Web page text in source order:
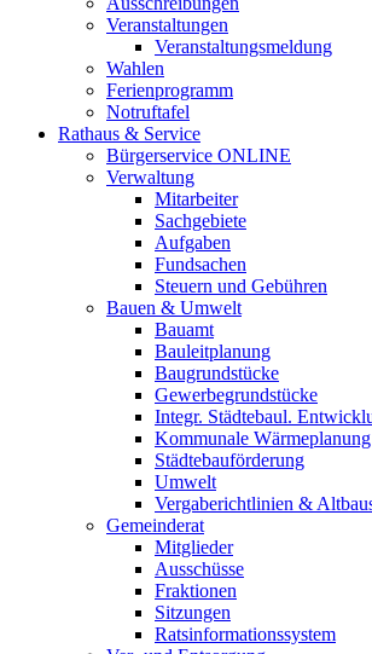
Veranstaltungen
Veranstaltungsmeldung
Wahlen
Ferienprogramm
Notruftafel
Rathaus & Service
Bürgerservice ONLINE
Verwaltung
Mitarbeiter
Sachgebiete
Aufgaben
Fundsachen
Steuern und Gebühren
Bauen & Umwelt
Bauamt
Bauleitplanung
Baugrundstücke
Gewerbegrundstücke
Integr. Städtebaul.
Kommunale Wärmeplanung
Städtebauförderung
Umwelt
Vergaberichtlinien &
Gemeinderat
Mitglieder
Ausschüsse
Fraktionen
Sitzungen
Ratsinformationssystem